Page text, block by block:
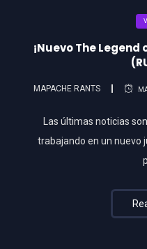
¡Nuevo The
MAPACHE RANTS
Las últimas noticias
trabajando en un nuevo